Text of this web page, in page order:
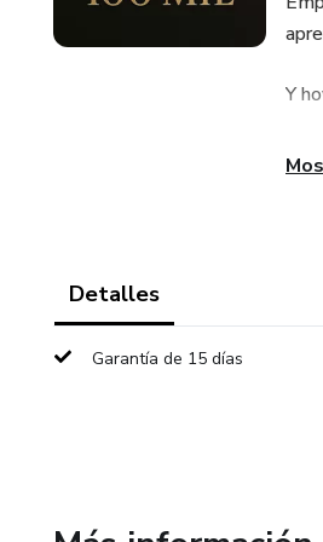
Y
No
Detalles
Garantía de 15 días